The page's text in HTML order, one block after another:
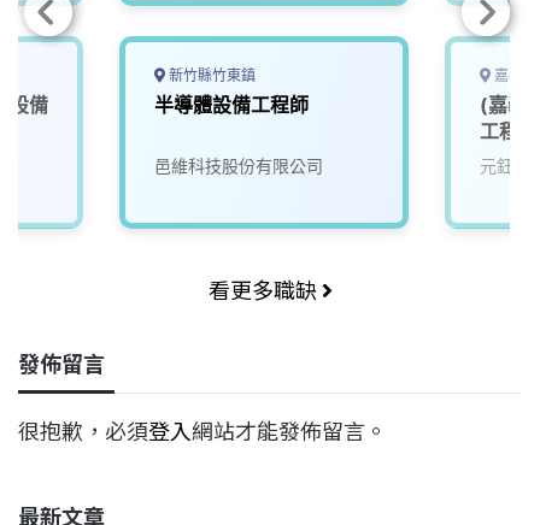
設備
新竹縣竹東鎮
半導體設備工程師
邑維科技股份有限公司
嘉義
(嘉義)
工程師
元鈺自
看更多職缺
發佈留言
很抱歉，必須登入網站才能發佈留言。
最新文章